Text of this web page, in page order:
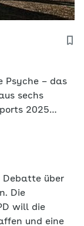
Psyche – das
sechs
2025
Debatte über
Die
will die
und eine